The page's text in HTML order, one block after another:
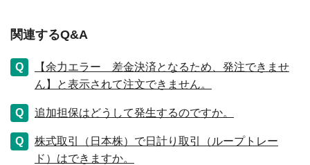
関連するQ&A
【余力エラー 差金決済となるため、発注できませ
ん】と表示されて注文できません。
追加担保はどうして発生するのですか。
株式取引（日本株）で日計り取引（ループトレー
ド）はできますか。